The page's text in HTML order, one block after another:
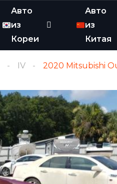
Авто
из
Кореи
Авто
из
Китая
IV 2020 Mitsubishi